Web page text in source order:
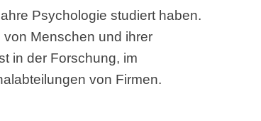
Psychologie studiert haben.
Menschen und ihrer
in der Forschung, im
von Firmen.